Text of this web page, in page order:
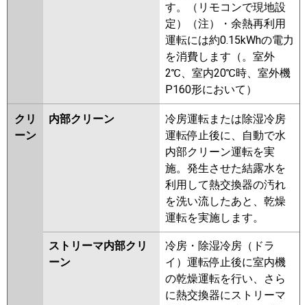
す。（リモコンで現地設
定）（注）・余熱再利用
運転には約0.15kWhの電力
を消費します（。室外
2℃、室内20℃時、室外機
P160形において）
クリ
ーン
内部クリーン
冷房運転または除湿冷房
運転停止後に、自動で水
内部クリーン運転を実
施。発生させた結露水を
利用して熱交換器の汚れ
を洗い流したあと、乾燥
運転を実施します。
ストリーマ内部クリ
ーン
冷房・除湿冷房（ドラ
イ）運転停止後に室内機
の乾燥運転を行い、さら
に熱交換器にストリーマ